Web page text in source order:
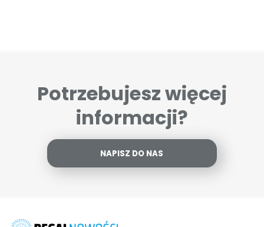
Potrzebujesz więcej
informacji?
NAPISZ DO NAS